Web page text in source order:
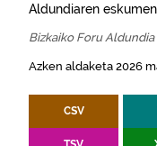
Aldundiaren
Bizkaiko Foru Aldundia
Azken aldaketa 2026
CSV